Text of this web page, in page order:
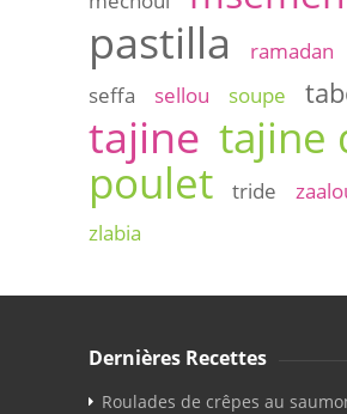
pastilla ramadan
seffa
sellou soupe
tajine tajine
poulet
tride
zlabia
Dernières Recettes
Roulades de crêpes au